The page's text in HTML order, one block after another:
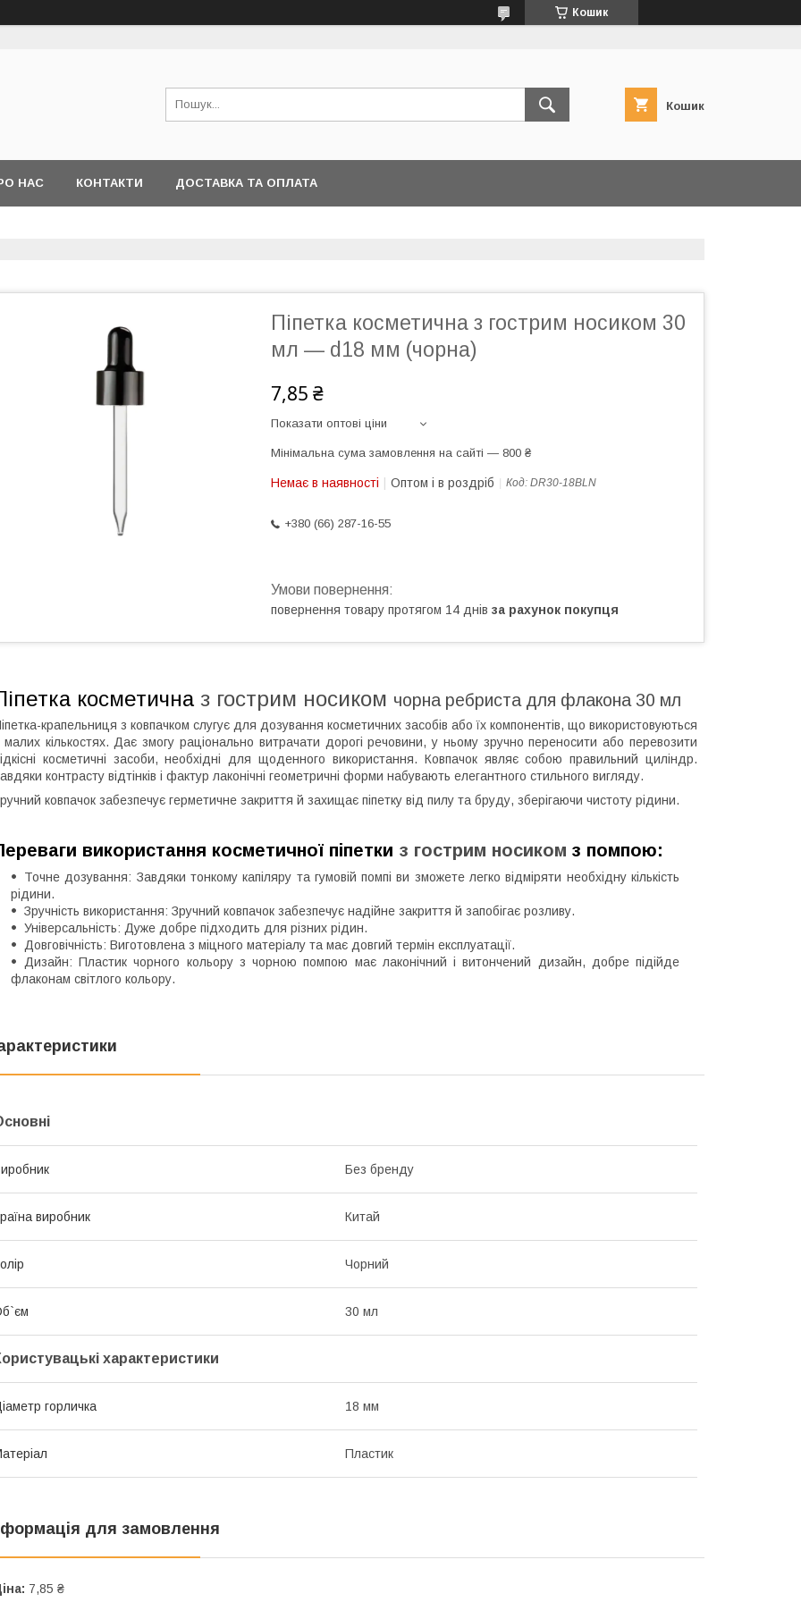
Кошик
Кошик
НАС КОНТАКТИ ДОСТАВКА ТА ОПЛАТА
Піпетка косметична з гострим носиком 30
мл — d18 мм (чорна)
7,85 ₴
Показати оптові ціни
Мінімальна сума замовлення на сайті — 800 ₴
Немає в наявності Оптом і в роздріб Код: DR30-18BLN
+380 (66) 287-16-55
повернення товару протягом 14 днів за рахунок покупця
косметична з гострим носиком чорна ребриста для флакона 30 мл
крапельниця з ковпачком слугує для дозування косметичних засобів або їх компонентів, що використовуються
малих кількостях. Дає змогу раціонально витрачати дорогі речовини, у ньому зручно переносити або перевозити
косметичні засоби, необхідні для щоденного використання. Ковпачок являє собою правильний циліндр.
контрасту відтінків і фактур лаконічні геометричні форми набувають елегантного стильного вигляду.
ковпачок забезпечує герметичне закриття й захищає піпетку від пилу та бруду, зберігаючи чистоту рідини.
використання косметичної піпетки з гострим носиком з помпою:
Точне дозування: Завдяки тонкому капіляру та гумовій помпі ви зможете легко відміряти необхідну кількість
рідини.
Зручність використання: Зручний ковпачок забезпечує надійне закриття й запобігає розливу.
Універсальність: Дуже добре підходить для різних рідин.
Довговічність: Виготовлена з міцного матеріалу та має довгий термін експлуатації.
Дизайн: Пластик чорного кольору з чорною помпою має лаконічний і витончений дизайн, добре підійде
флаконам світлого кольору.
Без бренду
виробник Китай
Чорний
30 мл
характеристики
горличка 18 мм
Пластик
для замовлення
7,85 ₴